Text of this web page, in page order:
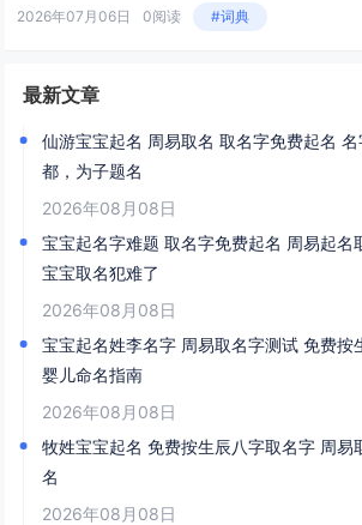
2026年07月06日 0阅读 #词典
最新文章
仙游宝宝起名 周易取名 取名字免费起名
都，为子题名
2026年08月08日
宝宝起名字难题 取名字免费起名 周易起名
宝宝取名犯难了
2026年08月08日
宝宝起名姓李名字 周易取名字测试 免费按
婴儿命名指南
2026年08月08日
牧姓宝宝起名 免费按生辰八字取名字 周易
名
2026年08月08日